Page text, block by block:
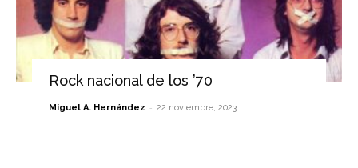
Rock nacional de los ’70
Miguel A. Hernández - 22 noviembre, 2023